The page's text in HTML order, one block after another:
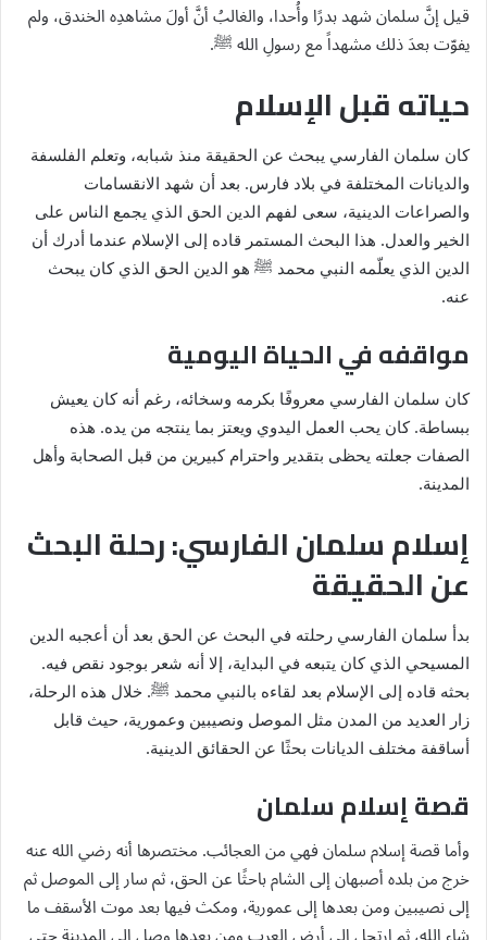
قيل إنَّ سلمان شهد بدرًا وأُحدا، والغالبُ أنَّ أولَ مشاهدِه الخندق، ولم
يفوّت بعدَ ذلك مشهداً مع رسولِ الله ﷺ.
حياته قبل الإسلام
كان سلمان الفارسي يبحث عن الحقيقة منذ شبابه، وتعلم الفلسفة
والديانات المختلفة في بلاد فارس. بعد أن شهد الانقسامات
والصراعات الدينية، سعى لفهم الدين الحق الذي يجمع الناس على
الخير والعدل. هذا البحث المستمر قاده إلى الإسلام عندما أدرك أن
الدين الذي يعلّمه النبي محمد ﷺ هو الدين الحق الذي كان يبحث
عنه.
مواقفه في الحياة اليومية
كان سلمان الفارسي معروفًا بكرمه وسخائه، رغم أنه كان يعيش
ببساطة. كان يحب العمل اليدوي ويعتز بما ينتجه من يده. هذه
الصفات جعلته يحظى بتقدير واحترام كبيرين من قبل الصحابة وأهل
المدينة.
إسلام سلمان الفارسي: رحلة البحث
عن الحقيقة
بدأ سلمان الفارسي رحلته في البحث عن الحق بعد أن أعجبه الدين
المسيحي الذي كان يتبعه في البداية، إلا أنه شعر بوجود نقص فيه.
بحثه قاده إلى الإسلام بعد لقاءه بالنبي محمد ﷺ. خلال هذه الرحلة،
زار العديد من المدن مثل الموصل ونصيبين وعمورية، حيث قابل
أساقفة مختلف الديانات بحثًا عن الحقائق الدينية.
قصة إسلام سلمان
وأما قصة إسلام سلمان فهي من العجائب. مختصرها أنه رضي الله عنه
خرج من بلده أصبهان إلى الشام باحثًا عن الحق، ثم سار إلى الموصل ثم
إلى نصيبين ومن بعدها إلى عمورية، ومكث فيها بعد موت الأسقف ما
شاء الله، ثم ارتحل إلى أرض العرب ومن بعدها وصل إلى المدينة حتى